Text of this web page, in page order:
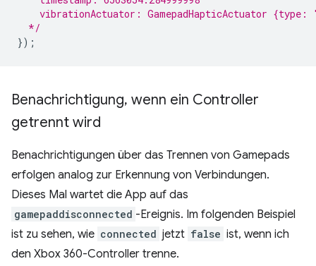
vibrationActuator: GamepadHapticActuator {type:
  */
});
Benachrichtigung, wenn ein Controller
getrennt wird
Benachrichtigungen über das Trennen von Gamepads
erfolgen analog zur Erkennung von Verbindungen.
Dieses Mal wartet die App auf das
gamepaddisconnected -Ereignis. Im folgenden Beispiel
ist zu sehen, wie connected jetzt false ist, wenn ich
den Xbox 360-Controller trenne.